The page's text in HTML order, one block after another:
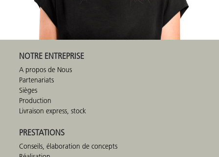
NOTRE ENTREPRISE
A propos de Nous
Partenariats
Sièges
Production
Livraison express, stock
PRESTATIONS
Conseils, élaboration de concepts